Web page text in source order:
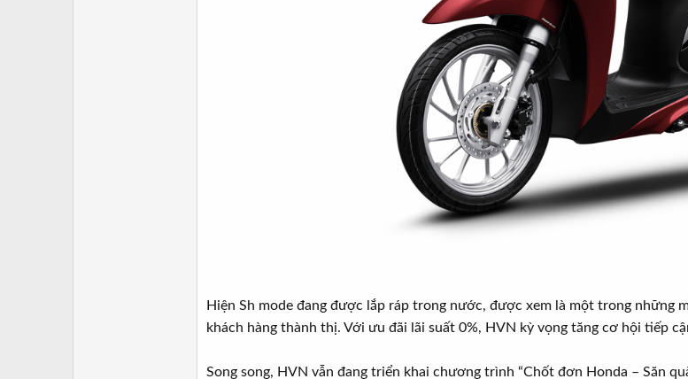
Hiện Sh mode đang được lắp ráp trong nước, được xem là một trong những
khách hàng thành thị. Với ưu đãi lãi suất 0%, HVN kỳ vọng tăng cơ hội tiếp
Song song, HVN vẫn đang triển khai chương trình “Chốt đơn Honda – Săn